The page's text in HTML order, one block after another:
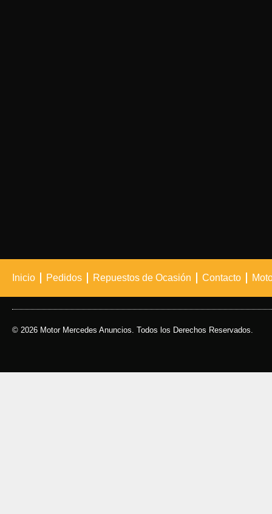
Inicio Pedidos Repuestos de Ocasión Contacto
© 2026 Motor Mercedes Anuncios. Todos los Derechos Reservados.